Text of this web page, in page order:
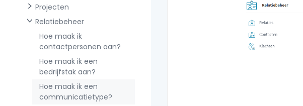
Projecten
Relatiebeheer
Hoe maak ik
contactpersonen aan?
Hoe maak ik een
bedrijfstak aan?
Hoe maak ik een
communicatietype?